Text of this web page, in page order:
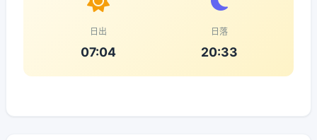
日出
07:04
日落
20:33